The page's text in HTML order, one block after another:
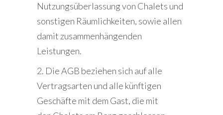
Nutzungsüberlassung von Chalets und
sonstigen Räumlichkeiten, sowie allen
damit zusammenhängenden
Leistungen.
2. Die AGB beziehen sich auf alle
Vertragsarten und alle künftigen
Geschäfte mit dem Gast, die mit